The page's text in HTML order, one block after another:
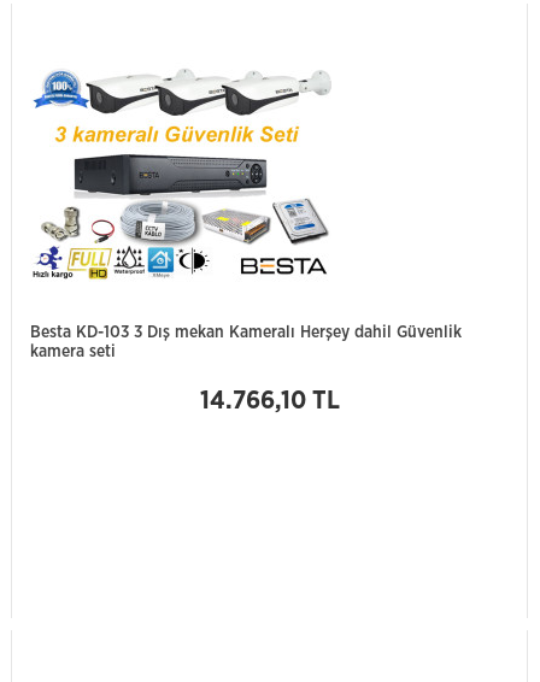
Besta KD-103 3 Dış mekan Kameralı Herşey dahil Güvenlik
kamera seti
14.766,10 TL